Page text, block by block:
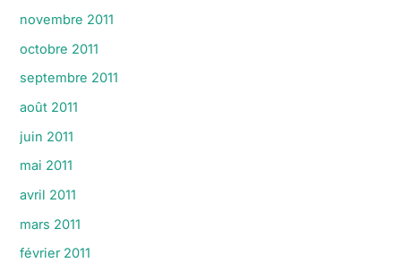
novembre 2011
octobre 2011
septembre 2011
août 2011
juin 2011
mai 2011
avril 2011
mars 2011
février 2011